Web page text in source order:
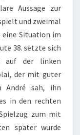
Aussage zur
und zweimal
eine Situation im
38. setzte sich
auf der linken
der mit guter
André sah, ihn
in den rechten
zum mit
später wurde